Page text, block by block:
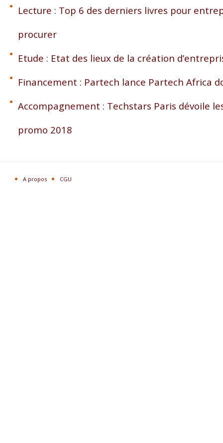
Lecture : Top 6 des derniers livres pour
procurer
Etude : Etat des lieux de la création
Financement : Partech lance Partech Africa
Accompagnement : Techstars Paris dévoile
promo 2018
A propos CGU